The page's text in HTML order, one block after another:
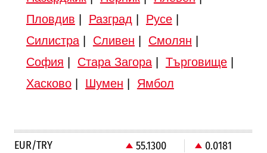
Пловдив
Разград Русе|
Силистра| Сливен Смолян
София
Стара Загора| Търговище|
Хасково| Шумен Ямбол
EUR/TRY 55.1300
0.0181